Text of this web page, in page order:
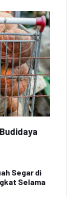
Segar di
Selama